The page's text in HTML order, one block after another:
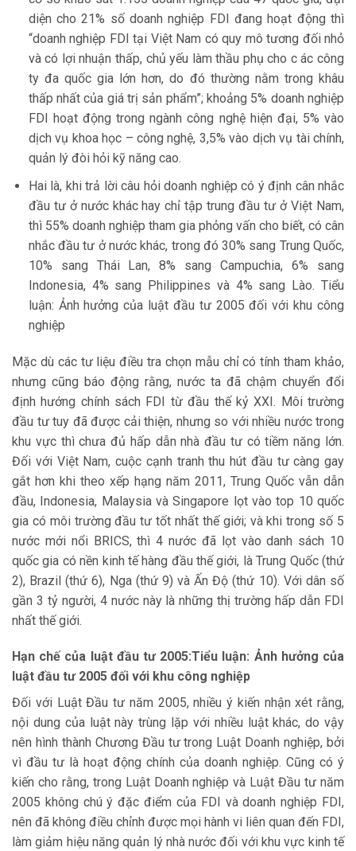
diện cho 21% số doanh nghiệp FDI đang hoạt động thì
“doanh nghiệp FDI tại Việt Nam có quy mô tương đối nhỏ
và có lợi nhuận thấp, chủ yếu làm thầu phụ cho c ác công
ty đa quốc gia lớn hơn, do đó thường nằm trong khâu
thấp nhất của giá trị sản phẩm”; khoảng 5% doanh nghiệp
FDI hoạt động trong ngành công nghệ hiện đại, 5% vào
dịch vụ khoa học – công nghệ, 3,5% vào dịch vụ tài chính,
quản lý đòi hỏi kỹ năng cao.
Hai là, khi trả lời câu hỏi doanh nghiệp có ý định cân nhắc
đầu tư ở nước khác hay chỉ tập trung đầu tư ở Việt Nam,
thì 55% doanh nghiệp tham gia phỏng vấn cho biết, có cân
nhắc đầu tư ở nước khác, trong đó 30% sang Trung Quốc,
10% sang Thái Lan, 8% sang Campuchia, 6% sang
Indonesia, 4% sang Philippines và 4% sang Lào. Tiểu
luận: Ảnh hưởng của luật đầu tư 2005 đối với khu công
nghiệp
Mặc dù các tư liệu điều tra chọn mẫu chỉ có tính tham khảo,
nhưng cũng báo động rằng, nước ta đã chậm chuyển đổi
định hướng chính sách FDI từ đầu thế kỷ XXI. Môi trường
đầu tư tuy đã được cải thiện, nhưng so với nhiều nước trong
khu vực thì chưa đủ hấp dẫn nhà đầu tư có tiềm năng lớn.
Đối với Việt Nam, cuộc cạnh tranh thu hút đầu tư càng gay
gắt hơn khi theo xếp hạng năm 2011, Trung Quốc vẫn dẫn
đầu, Indonesia, Malaysia và Singapore lọt vào top 10 quốc
gia có môi trường đầu tư tốt nhất thế giới; và khi trong số 5
nước mới nổi BRICS, thì 4 nước đã lọt vào danh sách 10
quốc gia có nền kinh tế hàng đầu thế giới, là Trung Quốc (thứ
2), Brazil (thứ 6), Nga (thứ 9) và Ấn Độ (thứ 10). Với dân số
gần 3 tỷ người, 4 nước này là những thị trường hấp dẫn FDI
nhất thế giới.
Hạn chế của luật đầu tư 2005:Tiểu luận: Ảnh hưởng của
luật đầu tư 2005 đối với khu công nghiệp
Đối với Luật Đầu tư năm 2005, nhiều ý kiến nhận xét rằng,
nội dung của luật này trùng lặp với nhiều luật khác, do vậy
nên hình thành Chương Đầu tư trong Luật Doanh nghiệp, bởi
vì đầu tư là hoạt động chính của doanh nghiệp. Cũng có ý
kiến cho rằng, trong Luật Doanh nghiệp và Luật Đầu tư năm
2005 không chú ý đặc điểm của FDI và doanh nghiệp FDI,
nên đã không điều chỉnh được mọi hành vi liên quan đến FDI,
làm giảm hiệu năng quản lý nhà nước đối với khu vực kinh tế